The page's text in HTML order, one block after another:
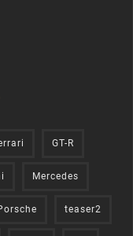
GT-R
Mercedes
teaser2